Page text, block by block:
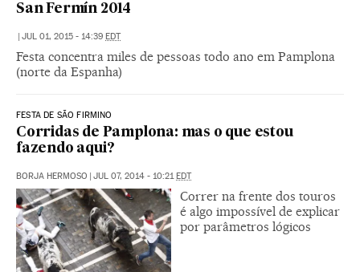
San Fermín 2014
| JUL 01, 2015 - 14:39 EDT
Festa concentra miles de pessoas todo ano em Pamplona
(norte da Espanha)
FESTA DE SÃO FIRMINO
Corridas de Pamplona: mas o que estou
fazendo aqui?
BORJA HERMOSO | JUL 07, 2014 - 10:21EDT
Correr na frente dos touros
é algo impossível de explicar
por parâmetros lógicos